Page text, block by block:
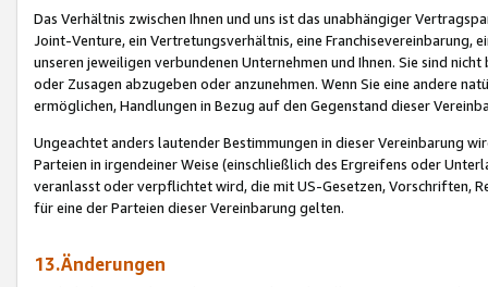
Das Verhältnis zwischen Ihnen und uns ist das unabhängiger
Joint-Venture, ein Vertretungsverhältnis, eine Franchisevereinbarung,
unseren jeweiligen verbundenen Unternehmen und Ihnen. Sie sind
oder Zusagen abzugeben oder anzunehmen. Wenn Sie eine andere
ermöglichen, Handlungen in Bezug auf den Gegenstand dieser
Ungeachtet anders lautender Bestimmungen in dieser Vereinbarung
Parteien in irgendeiner Weise (einschließlich des Ergreifens oder
veranlasst oder verpflichtet wird, die mit US-Gesetzen, Vorschriften,
für eine der Parteien dieser Vereinbarung gelten.
13.Änderungen